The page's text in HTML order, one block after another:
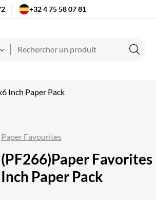
+32 4 75 58 07 81
Inch Paper Pack
Paper Favourites
(PF266)Paper
Inch Paper Pack